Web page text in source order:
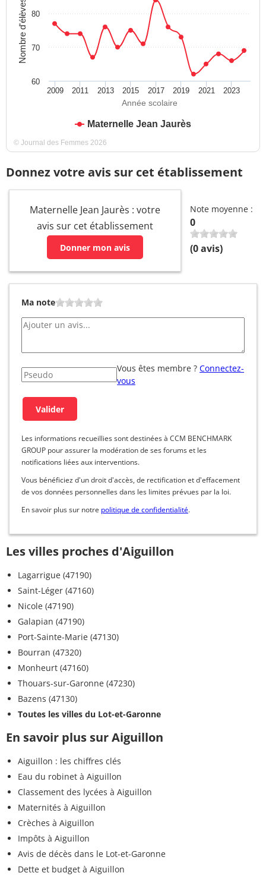
Année scolaire
Nombre d'élèves
Maternelle Jean Jaurès
2009 2011 2013 2015 2017 2019 2021 2023
60
70
80
© Journal des Femmes 2026
Donnez votre avis sur cet établissement
Maternelle Jean Jaurès : votre
avis sur cet établissement
Donner mon avis
Note moyenne :
0
(0avis)
Ma note
Vous êtes membre ? Connectez-
vous
Les informations recueillies sont destinées à CCM BENCHMARK
GROUP pour assurer la modération de ses forums et les
notifications liées aux interventions.
Vous bénéficiez d'un droit d'accès, de rectification et d'effacement
de vos données personnelles dans les limites prévues par la loi.
En savoir plus sur notre politique de confidentialité.
Les villes proches d'Aiguillon
Lagarrigue (47190)
Saint-Léger (47160)
Nicole (47190)
Galapian (47190)
Port-Sainte-Marie (47130)
Bourran (47320)
Monheurt (47160)
Thouars-sur-Garonne (47230)
Bazens (47130)
Toutes les villes du Lot-et-Garonne
En savoir plus sur Aiguillon
Aiguillon : les chiffres clés
Eau du robinet à Aiguillon
Classement des lycées à Aiguillon
Maternités à Aiguillon
Crèches à Aiguillon
Impôts à Aiguillon
Avis de décès dans le Lot-et-Garonne
Dette et budget à Aiguillon